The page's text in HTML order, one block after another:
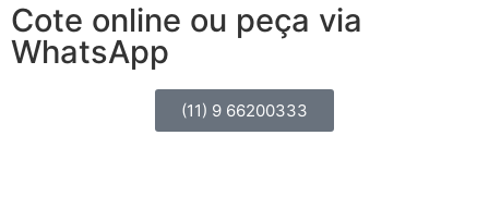
Cote online ou peça via
WhatsApp
(11) 9 66200333